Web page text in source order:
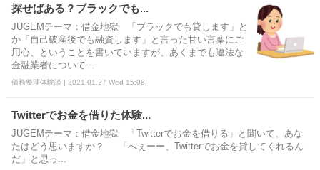
探せばある？ブラックでも...
JUGEMテーマ：借金地獄 「ブラックでも貸します」と
か「自己破産後でも融資します」と言った甘い言葉にご
用心、ということを書いていますが、あくまでも違法な
金融業者について...
債務整理体験談 | 2021.01.27 Wed 15:08
Twitterでお金を借りた体験...
JUGEMテーマ：借金地獄 「Twitterでお金を借りる」と聞いて、あな
たはどう思いますか？ 「へぇーー、Twitterでお金を貸してくれるん
だ」と思っ...